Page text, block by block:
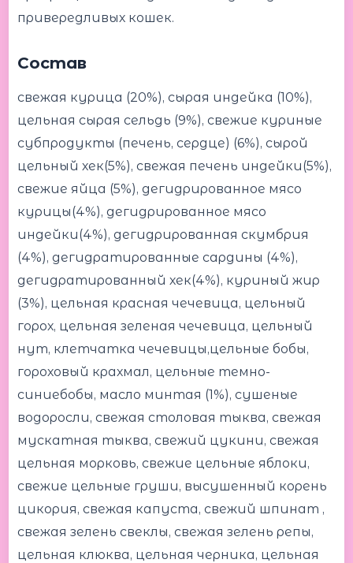
привередливых кошек.
Состав
свежая курица (20%), сырая индейка (10%),
цельная сырая сельдь (9%), свежие куриные
субпродукты (печень, сердце) (6%), сырой
цельный хек(5%), свежая печень индейки(5%),
свежие яйца (5%), дегидрированное мясо
курицы(4%), дегидрированное мясо
индейки(4%), дегидрированная скумбрия
(4%), дегидратированные сардины (4%),
дегидратированный хек(4%), куриный жир
(3%), цельная красная чечевица, цельный
горох, цельная зеленая чечевица, цельный
нут, клетчатка чечевицы,цельные бобы,
гороховый крахмал, цельные темно-
синиебобы, масло минтая (1%), сушеные
водоросли, свежая столовая тыква, свежая
мускатная тыква, свежий цукини, свежая
цельная морковь, свежие цельные яблоки,
свежие цельные груши, высушенный корень
цикория, свежая капуста, свежий шпинат ,
свежая зелень свеклы, свежая зелень репы,
цельная клюква, цельная черника, цельная